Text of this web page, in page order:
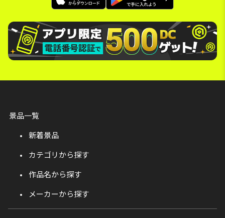
景品一覧
新着景品
カテゴリから探す
作品名から探す
メーカーから探す